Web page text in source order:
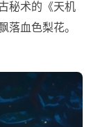
秘术的《天机
落血色梨花。